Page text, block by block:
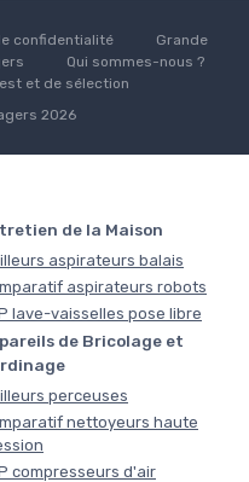
confidentialité
Grande
Qui sommes-nous ?
et de sélection
2026
de la Maison
aspirateurs balais
aspirateurs robots
lave-vaisselles pose libre
de Bricolage et
perceuses
nettoyeurs haute
compresseurs d'air